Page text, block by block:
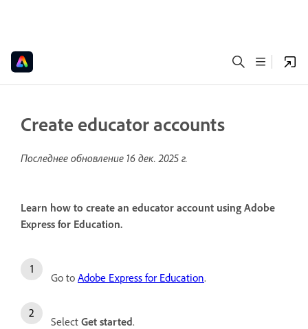
Create educator accounts
Последнее обновление 16 дек. 2025 г.
Learn how to create an educator account using Adobe
Express for Education.
Go to Adobe Express for Education.
Select Get started.